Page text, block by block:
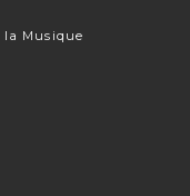
Musique